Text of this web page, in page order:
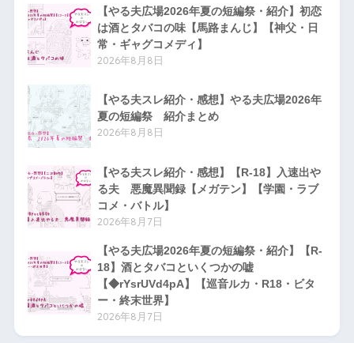
【やる夫広場2026年夏の短編祭・紹介】初恋
は酒とタバコの味【馬路まんじ】【神父・日
常・ギャグコメディ】
2026年8月8日
【やる夫スレ紹介・感想】やる夫広場2026年
夏の短編祭 紹介まとめ
2026年8月8日
【やる夫スレ紹介・感想】【R-18】入速出や
る夫 悪魔異聞録【メガテン】【学園・ラブ
コメ・バトル】
2026年8月7日
【やる夫広場2026年夏の短編祭・紹介】【R-
18】酒とタバコといくつかの嘘
【◆rYsrUVd4pA】【巡音ルカ・R18・ビタ
ー・終末世界】
2026年8月7日